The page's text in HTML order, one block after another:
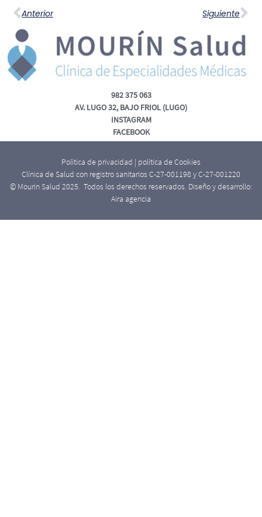
Anterior Siguiente
982 375 063
AV. LUGO 32, BAJO FRIOL (LUGO)
INSTAGRAM
FACEBOOK
Política de privacidad | política de Cookies
Clínica de Salud con registro sanitarios C-27-001198 y C-27-001220
© Mourin Salud 2025. Todos los derechos reservados. Diseño y desarrollo:
Aira agencia